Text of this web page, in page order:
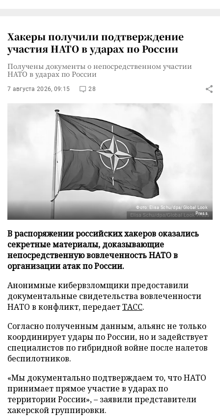
Хакеры получили подтверждение
участия НАТО в ударах по России
Получены документы о непосредственном участии
НАТО в ударах по России
7 августа 2026, 09:15 28
Фото: Elisa Schu/dpa/Global Look
Press
В распоряжении российских хакеров оказались
секретные материалы, доказывающие
непосредственную вовлеченность НАТО в
организации атак по России.
Анонимные кибервзломщики предоставили
документальные свидетельства вовлеченности
НАТО в конфликт, передаетТАСС.
Согласно полученным данным, альянс не только
координирует удары по России, но и задействует
специалистов по гибридной войне после налетов
беспилотников.
«Мы документально подтверждаем то, что НАТО
принимает прямое участие в ударах по
территории России», – заявили представители
хакерской группировки.